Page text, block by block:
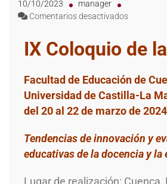
10/10/2023
manager
Comentarios desactivados
IX Coloquio de
Facultad de Educación de
Universidad de Castilla-La
del 20 al 22 de marzo de
Tendencias de innovación y
educativas de la docencia y la
Lugar de realización: Cuenca,